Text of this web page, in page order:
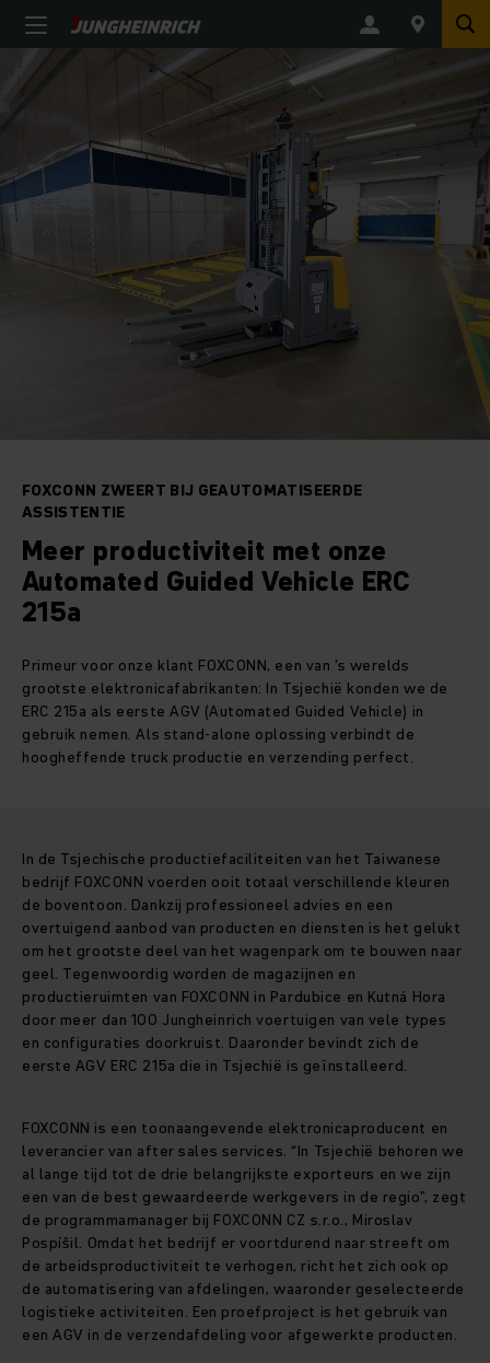
FOXCONN ZWEERT BIJ GEAUTOMATISEERDE
ASSISTENTIE
Meer productiviteit met onze
Automated Guided Vehicle ERC
215a
Primeur voor onze klant FOXCONN, een van 's werelds
grootste elektronicafabrikanten: In Tsjechië konden we de
ERC 215a als eerste AGV (Automated Guided Vehicle) in
gebruik nemen. Als stand-alone oplossing verbindt de
hoogheffende truck productie en verzending perfect.
In de Tsjechische productiefaciliteiten van het Taiwanese
bedrijf FOXCONN voerden ooit totaal verschillende kleuren
de boventoon. Dankzij professioneel advies en een
overtuigend aanbod van producten en diensten is het gelukt
om het grootste deel van het wagenpark om te bouwen naar
geel. Tegenwoordig worden de magazijnen en
productieruimten van FOXCONN in Pardubice en Kutná Hora
door meer dan 100 Jungheinrich voertuigen van vele types
en configuraties doorkruist. Daaronder bevindt zich de
eerste AGV ERC 215a die in Tsjechië is geïnstalleerd.
FOXCONN is een toonaangevende elektronicaproducent en
leverancier van after sales services. “In Tsjechië behoren we
al lange tijd tot de drie belangrijkste exporteurs en we zijn
een van de best gewaardeerde werkgevers in de regio”, zegt
de programmamanager bij FOXCONN CZ s.r.o., Miroslav
Pospíšil. Omdat het bedrijf er voortdurend naar streeft om
de arbeidsproductiviteit te verhogen, richt het zich ook op
de automatisering van afdelingen, waaronder geselecteerde
logistieke activiteiten. Een proefproject is het gebruik van
een AGV in de verzendafdeling voor afgewerkte producten.